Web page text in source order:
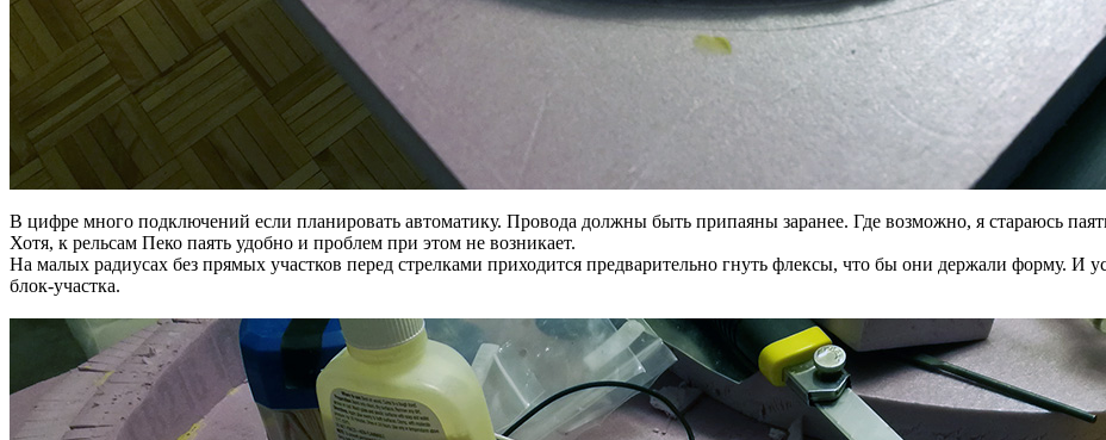
В цифре много подключений если планировать автоматику. Провода должны быть припаяны заранее. Где возможно, я стараюсь
Хотя, к рельсам Пеко паять удобно и проблем при этом не возникает.
На малых радиусах без прямых участков перед стрелками приходится предварительно гнуть флексы, что бы они держали форму. И
блок-участка.